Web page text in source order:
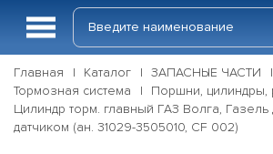
Главная Каталог
ЗАПАСНЫЕ ЧАСТИ
Тормозная система
Поршни, цилиндры,
Цилиндр торм. главный ГАЗ Волга,
датчиком (ан. 31029-3505010, CF 002)